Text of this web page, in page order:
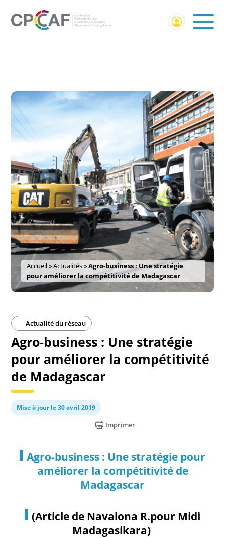
Accueil»Actualités»Agro-business : Une stratégie
pour améliorer la compétitivité de Madagascar
Actualité du réseau
Agro-business : Une stratégie
pour améliorer la compétitivité
de Madagascar
Mise à jour le 30 avril 2019
Imprimer
Agro-business : Une stratégie pour
améliorer la compétitivité de
Madagascar
(Article de Navalona R.pour Midi
Madagasikara)